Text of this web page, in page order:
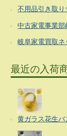
不用品引き取り
中古家電事業部
岐阜家電買取ネ
最近の入荷
黄ガラス花生バ